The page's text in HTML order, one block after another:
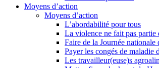
Moyens d’action
Moyens d’action
L’abordabilité pour tous
La violence ne fait pas partie
Faire de la Journée
Payer les congés de maladie
Les travailleur(euse)s